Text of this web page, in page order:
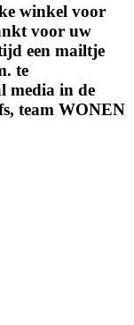
winkel voor
voor uw
een mailtje
te
media in de
team WONEN